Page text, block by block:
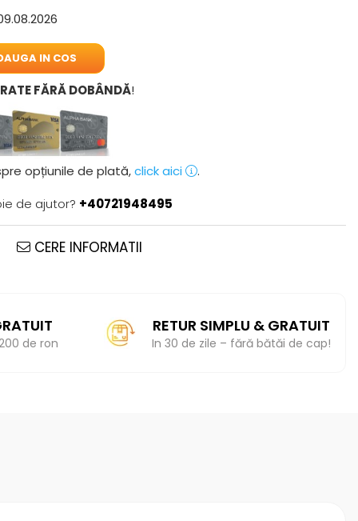
IN COS
FĂRĂ DOBÂNDĂ!
opțiunile de plată,click aici
.
de ajutor? +40721948495
CERE INFORMATII
de ron
RETUR SIMPLU & GRATUIT
In 30 de zile – fără bătăi de cap!